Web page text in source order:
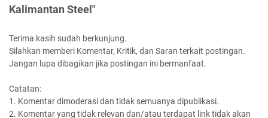
Kalimantan Steel"
Terima kasih sudah berkunjung.
Silahkan memberi Komentar, Kritik, dan Saran terkait postingan.
Jangan lupa dibagikan jika postingan ini bermanfaat.
Catatan:
1. Komentar dimoderasi dan tidak semuanya dipublikasi.
2. Komentar yang tidak relevan dan/atau terdapat link tidak akan